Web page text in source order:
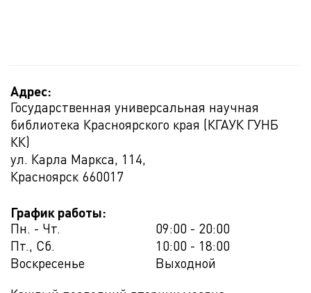
Адрес:
Государственная универсальная научная
библиотека Красноярского края (КГАУК ГУНБ
КК)
ул. Карла Маркса, 114,
Красноярск 660017
График работы:
Пн. - Чт.
09:00 - 20:00
Пт., Сб.
10:00 - 18:00
Воскресенье
Выходной